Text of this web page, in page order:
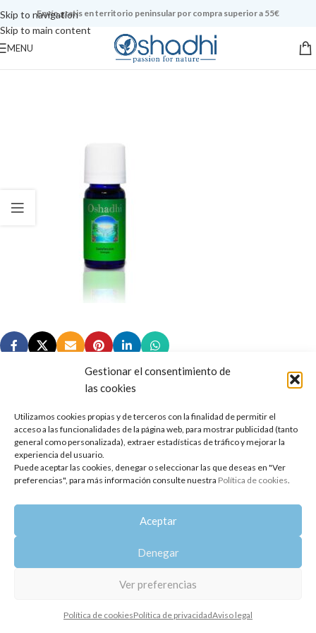
Gestionar el consentimiento de
las cookies
Utilizamos cookies propias y de terceros con la finalidad de permitir el
acceso a las funcionalidades de la página web, para mostrar publicidad (tanto
general como personalizada), extraer estadísticas de tráfico y mejorar la
experiencia del usuario.
Puede aceptar las cookies, denegar o seleccionar las que deseas en "Ver
preferencias", para más información consulte nuestra Política de cookies.
Aceptar
Denegar
Ver preferencias
Política de cookiesPolítica de privacidadAviso legal
Skip to navigation
Skip to main content
Envío gratis en territorio peninsular por compra superior a 55€
MENU
Copyright 2014-2025 Oshadhi España
Todos los derechos reservados.
Política de privacidad | Aviso legal | Política de cookies